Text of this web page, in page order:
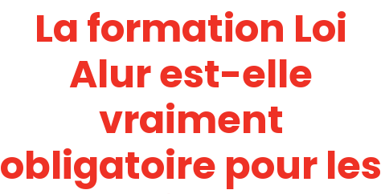
La formation Loi
Alur est-elle
vraiment
obligatoire pour les